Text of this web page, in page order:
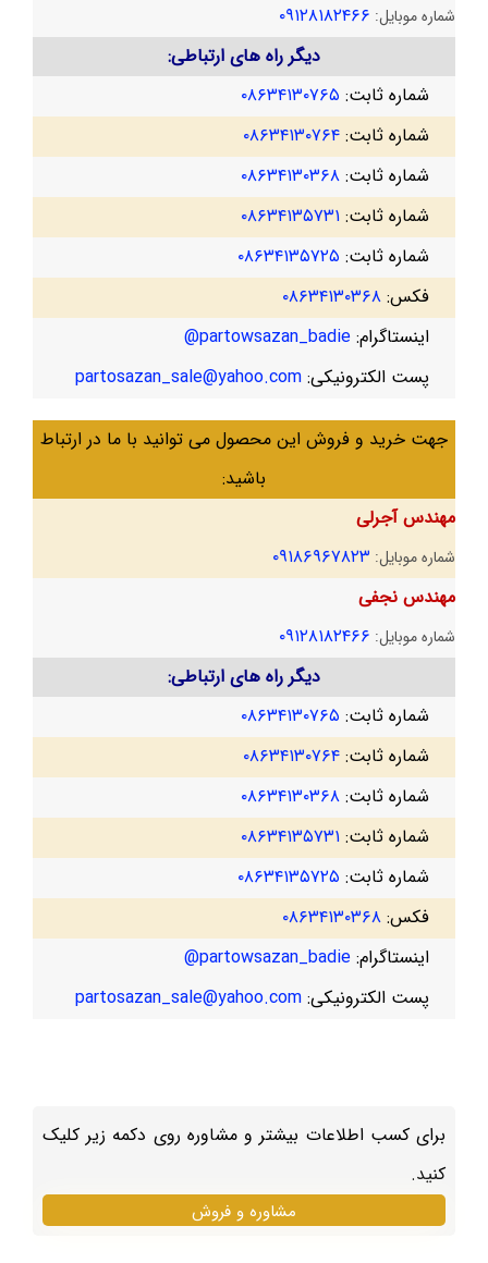
شماره موبایل: ۰۹۱۲۸۱۸۲۴۶۶
دیگر راه های ارتباطی:
شماره ثابت: ۰۸۶۳۴۱۳۰۷۶۵
شماره ثابت: ۰۸۶۳۴۱۳۰۷۶۴
شماره ثابت: ۰۸۶۳۴۱۳۰۳۶۸
شماره ثابت: ۰۸۶۳۴۱۳۵۷۳۱
شماره ثابت: ۰۸۶۳۴۱۳۵۷۲۵
فکس: ۰۸۶۳۴۱۳۰۳۶۸
اینستاگرام: partowsazan_badie@
پست الکترونیکی: partosazan_sale@yahoo.com
جهت خرید و فروش این محصول می توانید با ما در ارتباط
باشید:
مهندس آجرلی
شماره موبایل: ۰۹۱۸۶۹۶۷۸۲۳
مهندس نجفی
شماره موبایل: ۰۹۱۲۸۱۸۲۴۶۶
دیگر راه های ارتباطی:
شماره ثابت: ۰۸۶۳۴۱۳۰۷۶۵
شماره ثابت: ۰۸۶۳۴۱۳۰۷۶۴
شماره ثابت: ۰۸۶۳۴۱۳۰۳۶۸
شماره ثابت: ۰۸۶۳۴۱۳۵۷۳۱
شماره ثابت: ۰۸۶۳۴۱۳۵۷۲۵
فکس: ۰۸۶۳۴۱۳۰۳۶۸
اینستاگرام: partowsazan_badie@
پست الکترونیکی: partosazan_sale@yahoo.com
برای کسب اطلاعات بیشتر و مشاوره روی دکمه زیر کلیک
کنید.
مشاوره و فروش